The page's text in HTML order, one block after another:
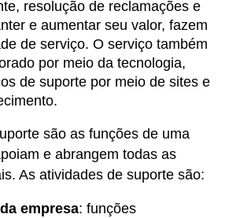
resolução de reclamações e
e aumentar seu valor, fazem
de serviço. O serviço também
por meio da tecnologia,
de suporte por meio de sites e
são as funções de uma
e abrangem todas as
As atividades de suporte são:
empresa: funções